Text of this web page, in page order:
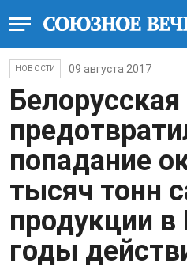
НОВОСТИ 09 августа 2017
попадание
тысяч тонн
продукции
годы